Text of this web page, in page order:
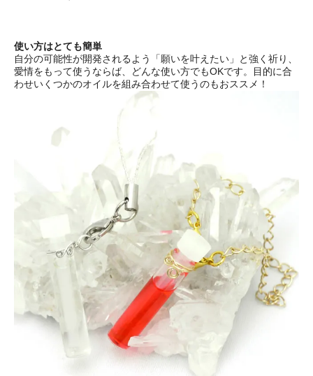
使い方はとても簡単
自分の可能性が開発されるよう「願いを叶えたい」と強く祈り、
愛情をもって使うならば、どんな使い方でもOKです。目的に合
わせいくつかのオイルを組み合わせて使うのもおススメ！